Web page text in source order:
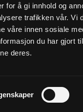
for å gi innhold og
trafikken vår.
våre innen sosiale
du har gjort
deres.
Finn